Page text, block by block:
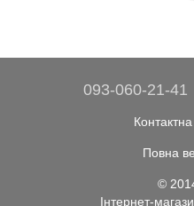
093-060-21-41
Повна
©
Інтернет-